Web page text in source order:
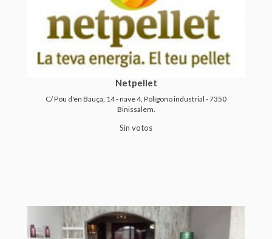
Netpellet
C/ Pou d'en Bauça, 14 - nave 4, Polígono industrial - 7350
Binissalem.
Sin votos